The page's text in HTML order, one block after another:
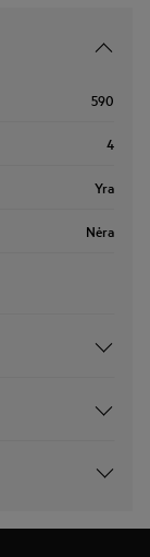
590
4
Yra
Nėra